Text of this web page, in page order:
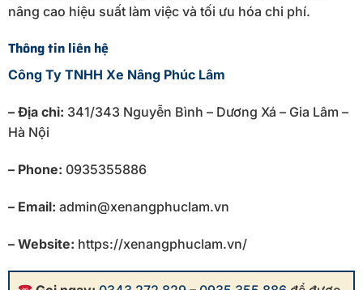
nâng cao hiệu suất làm việc và tối ưu hóa chi phí.
Thông tin liên hệ
Công Ty TNHH Xe Nâng Phúc Lâm
– Địa chỉ: 341/343 Nguyễn Bình – Dương Xá – Gia Lâm –
Hà Nội
– Phone: 0935355886
– Email: admin@xenangphuclam.vn
– Website: https://xenangphuclam.vn/